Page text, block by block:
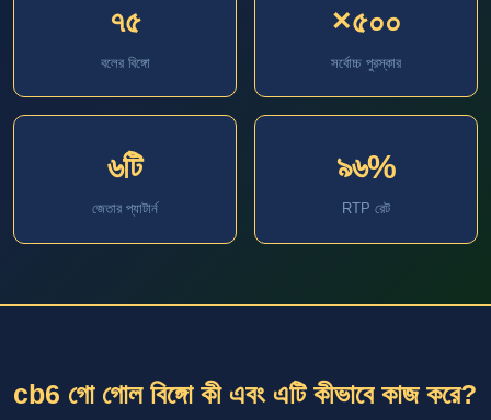
৭৫
বলের বিঙ্গো
×৫০০
সর্বোচ্চ পুরস্কার
৬টি
জেতার প্যাটার্ন
৯৬%
RTP রেট
cb6 গো গোল বিঙ্গো কী এবং এটি কীভাবে কাজ করে?